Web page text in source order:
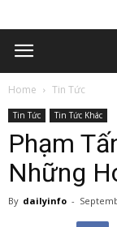
Home Tin Tức
Tin Tức Tin Tức Khác
Phạm
Những
By dailyinfo -